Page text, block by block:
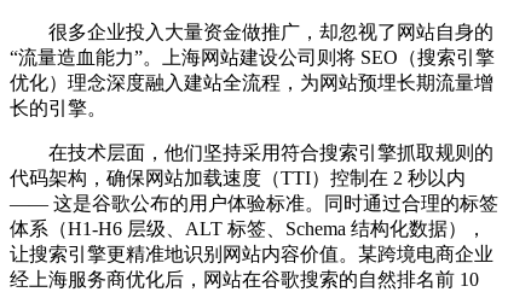
很多企业投入大量资金做推广，却忽视了网站自身的
“流量造血能力”。上海网站建设公司则将 SEO（搜索引擎
优化）理念深度融入建站全流程，为网站预埋长期流量增
长的引擎。
在技术层面，他们坚持采用符合搜索引擎抓取规则的
代码架构，确保网站加载速度（TTI）控制在 2 秒以内
—— 这是谷歌公布的用户体验标准。同时通过合理的标签
体系（H1-H6 层级、ALT 标签、Schema 结构化数据），
让搜索引擎更精准地识别网站内容价值。某跨境电商企业
经上海服务商优化后，网站在谷歌搜索的自然排名前 10